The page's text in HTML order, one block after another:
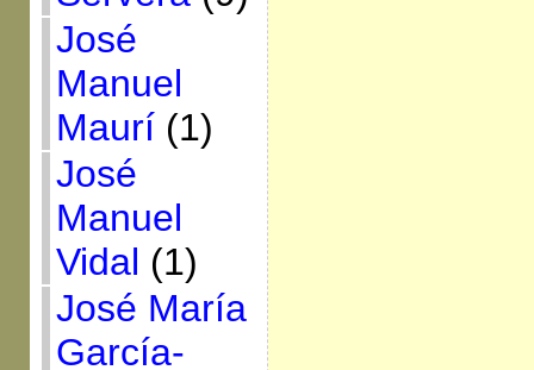
José
Manuel
Maurí(1)
José
Manuel
Vidal (1)
José María
García-